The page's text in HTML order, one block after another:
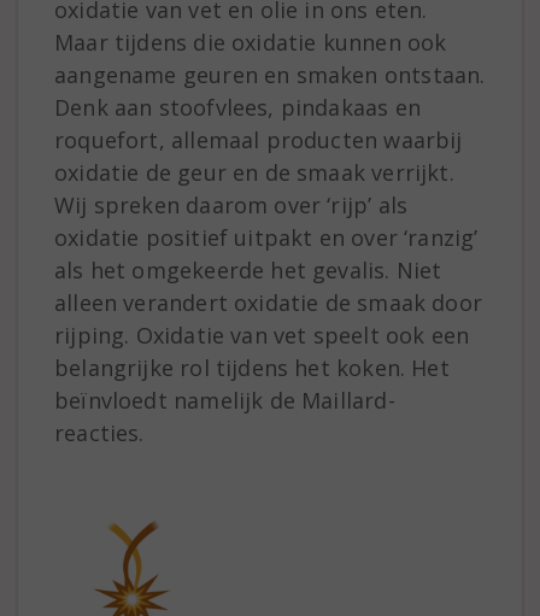
oxidatie van vet en olie in ons eten.
Maar tijdens die oxidatie kunnen ook
aangename geuren en smaken ontstaan.
Denk aan stoofvlees, pindakaas en
roquefort, allemaal producten waarbij
oxidatie de geur en de smaak verrijkt.
Wij spreken daarom over ‘rijp’ als
oxidatie positief uitpakt en over ‘ranzig’
als het omgekeerde het gevalis. Niet
alleen verandert oxidatie de smaak door
rijping. Oxidatie van vet speelt ook een
belangrijke rol tijdens het koken. Het
beïnvloedt namelijk de Maillard-
reacties.